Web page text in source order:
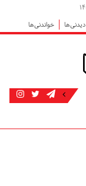
دیدنی‌ها خواندنی‌ها